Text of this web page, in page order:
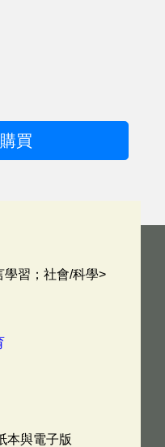
買
學習；社會/科學>
本與電子版